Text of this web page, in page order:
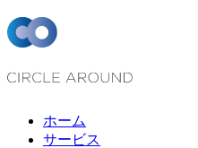
ホーム
サービス